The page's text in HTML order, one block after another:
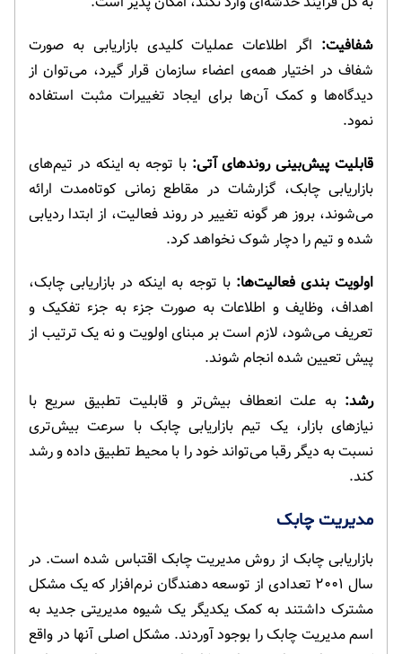
شفافیت: اگر اطلاعات عملیات کلیدی بازاریابی به صورت
شفاف در اختیار همه‌ی اعضاء سازمان قرار گیرد، می‌توان از
دیدگاه‌ها و کمک آن‌ها برای ایجاد تغییرات مثبت استفاده
نمود.
قابلیت پیش‌بینی روندهای آتی: با توجه به اینکه در تیم‌های
بازاریابی چابک، گزارشات در مقاطع زمانی کوتاه‌مدت ارائه
می‌شوند، بروز هر گونه تغییر در روند فعالیت، از ابتدا ردیابی
شده و تیم را دچار شوک نخواهد کرد.
اولویت بندی فعالیت‌ها: با توجه به اینکه در بازاریابی چابک،
اهداف، وظایف و اطلاعات به صورت جزء به جزء تفکیک و
تعریف می‌شود، لازم است بر مبنای اولویت و نه یک ترتیب از
پیش تعیین شده انجام شوند.
رشد: به علت انعطاف بیش‌تر و قابلیت تطبیق سریع با
نیازهای بازار، یک تیم بازاریابی چابک با سرعت بیش‌تری
نسبت به دیگر رقبا می‌تواند خود را با محیط تطبیق داده و رشد
کند.
مدیریت چابک
بازاریابی چابک از روش مدیریت چابک اقتباس شده است. در
سال ۲۰۰۱ تعدادی از توسعه دهندگان نرم‌افزار که یک مشکل
مشترک داشتند به کمک یکدیگر یک شیوه مدیریتی جدید به
اسم مدیریت چابک را بوجود آوردند. مشکل اصلی آنها در واقع